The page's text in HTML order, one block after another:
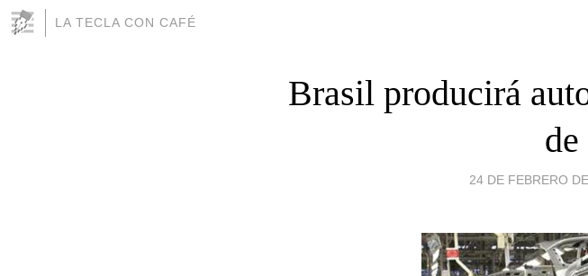
LA TECLA CON CAFÉ
Brasil producirá
24 DE FEBRERO